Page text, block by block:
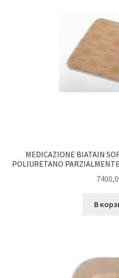
MEDICAZIONE BIATAIN
POLIURETANO
В